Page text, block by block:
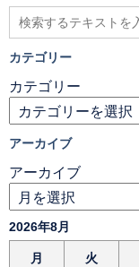
カテゴリー
カテゴリー
アーカイブ
アーカイブ
2026年8月
月 火